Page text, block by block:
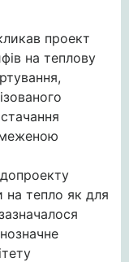
проект
на теплову
на тепло як для